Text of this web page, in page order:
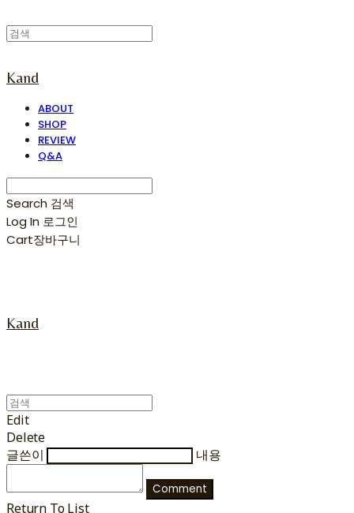
Kand
ABOUT
SHOP
REVIEW
Q&A
Search 검색
Log In 로그인
Cart장바구니
Kand
Edit
Delete
글쓴이
내용
Comment
Return To List